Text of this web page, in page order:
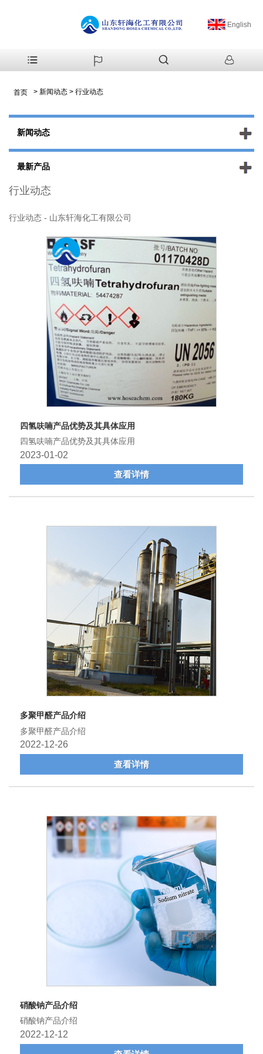
English
首页 > 新闻动态 > 行业动态
新闻动态
最新产品
行业动态
行业动态 - 山东轩海化工有限公司
四氢呋喃产品优势及其具体应用
四氢呋喃产品优势及其具体应用
2023-01-02
查看详情
多聚甲醛产品介绍
多聚甲醛产品介绍
2022-12-26
查看详情
硝酸钠产品介绍
硝酸钠产品介绍
2022-12-12